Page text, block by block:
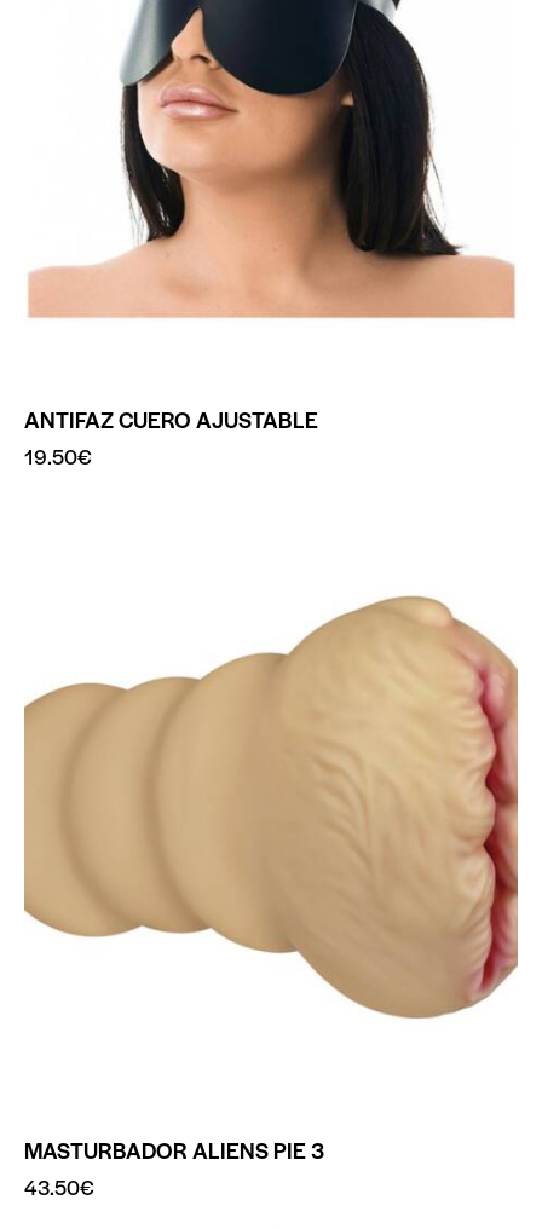
ANTIFAZ CUERO AJUSTABLE
19.50€
MASTURBADOR ALIENS PIE 3
43.50€